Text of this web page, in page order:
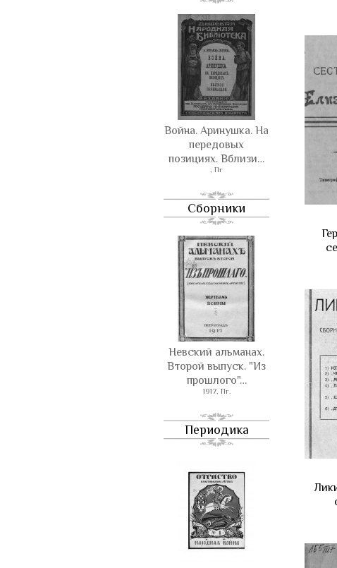
Война. Аринушка. На
передовых
позициях. Вблизи…
, Пг
Сборники
Невский альманах.
Второй выпуск. "Из
прошлого"…
1917, Пг.
Периодика